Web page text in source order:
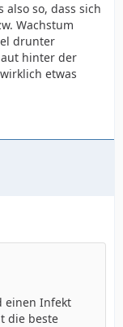
so, dass sich
Wachstum
drunter
hinter der
etwas
einen Infekt
die beste